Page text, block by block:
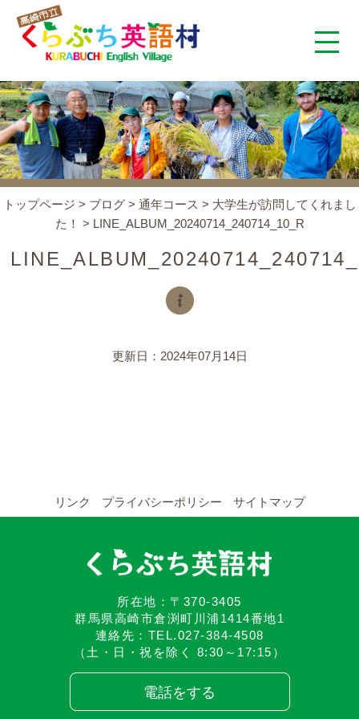
くらぶち英語村とは
コンセプト
YouTubeチャンネル
留学コースのご案内
通年コース
短期コース
トップページ > ブログ> 通年コース > 大学生が訪問してくれまし
た！ > LINE_ALBUM_20240714_240714_10_R
更新日：2024年07月14日
リンク プライバシーポリシー サイトマップ
所在地：〒370-3405
群馬県高崎市倉渕町川浦1414番地1
連絡先：TEL.027-384-4508
（土・日・祝を除く 8:30～17:15）
電話をする